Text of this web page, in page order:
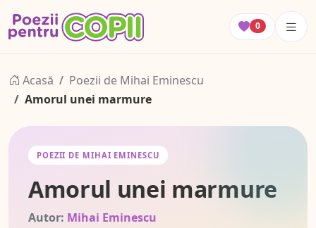
0
Acasă
Poezii de Mihai Eminescu
Amorul unei marmure
POEZII DE MIHAI EMINESCU
Amorul unei marmure
Autor: Mihai Eminescu